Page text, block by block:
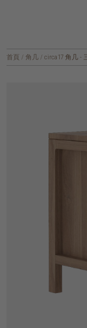
首頁 / 角几 / circa17 角几 -